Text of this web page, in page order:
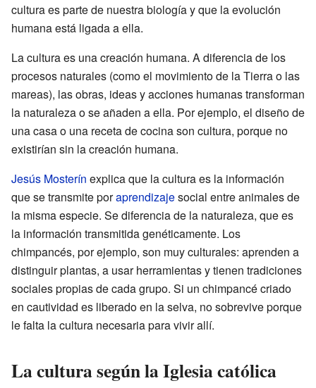
cultura es parte de nuestra biología y que la evolución
humana está ligada a ella.
La cultura es una creación humana. A diferencia de los
procesos naturales (como el movimiento de la Tierra o las
mareas), las obras, ideas y acciones humanas transforman
la naturaleza o se añaden a ella. Por ejemplo, el diseño de
una casa o una receta de cocina son cultura, porque no
existirían sin la creación humana.
Jesús Mosterín explica que la cultura es la información
que se transmite poraprendizajesocial entre animales de
la misma especie. Se diferencia de la naturaleza, que es
la información transmitida genéticamente. Los
chimpancés, por ejemplo, son muy culturales: aprenden a
distinguir plantas, a usar herramientas y tienen tradiciones
sociales propias de cada grupo. Si un chimpancé criado
en cautividad es liberado en la selva, no sobrevive porque
le falta la cultura necesaria para vivir allí.
La cultura según la Iglesia católica